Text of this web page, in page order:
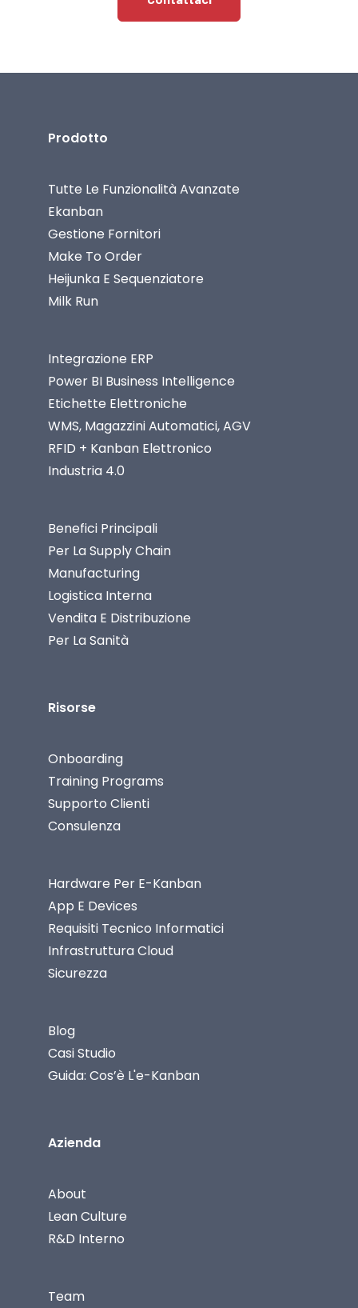
Prodotto
Tutte Le Funzionalità Avanzate
Ekanban
Gestione Fornitori
Make To Order
Heijunka E Sequenziatore
Milk Run
Integrazione ERP
Power BI Business Intelligence
Etichette Elettroniche
WMS, Magazzini Automatici, AGV
RFID + Kanban Elettronico
Industria 4.0
Benefici Principali
Per La Supply Chain
Manufacturing
Logistica Interna
Vendita E Distribuzione
Per La Sanità
Risorse
Onboarding
Training Programs
Supporto Clienti
Consulenza
Hardware Per E-Kanban
App E Devices
Requisiti Tecnico Informatici
Infrastruttura Cloud
Sicurezza
Blog
Casi Studio
Guida: Cos’è L'e-Kanban
Azienda
About
Lean Culture
R&D Interno
Team